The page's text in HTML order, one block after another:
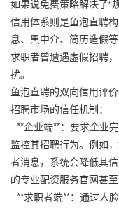
如果说免费策略解决了“
信用体系则是鱼泡直聘
息、黑中介、简历造假
求职者曾遭遇虚假招聘
扰。
鱼泡直聘的双向信用评
招聘市场的信任机制：
- **企业端**：要求企业
监控其招聘行为。例如
者消息，系统会降低其信
的专业配资服务官网甚
- **求职者端**：通过人